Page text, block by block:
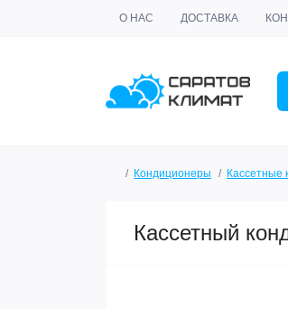
О НАС ДОСТАВКА
Кондиционеры Кассетные
Кассетный